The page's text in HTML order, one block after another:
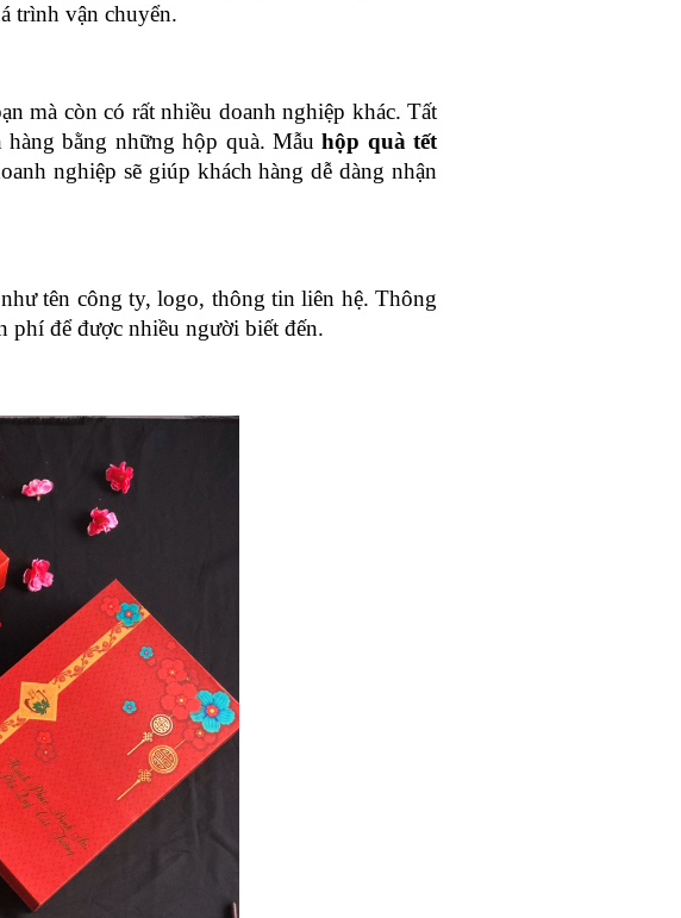
trình vận chuyển.
mà còn có rất nhiều doanh nghiệp khác. Tất
hàng bằng những hộp quà. Mẫu hộp quà tết
nghiệp sẽ giúp khách hàng dễ dàng nhận
tên công ty, logo, thông tin liên hệ. Thông
phí để được nhiều người biết đến.